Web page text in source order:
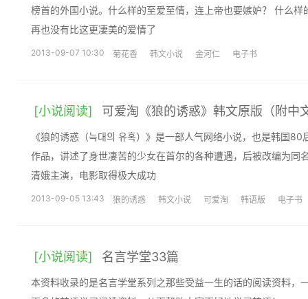
榜首的外国小说。什么样的至爱至情，连上帝也要嫉妒？ 什么
再也没有比这更凄美的爱情了
2013-09-07 10:30 菊花香 韩文小说 金河仁 电子书
[小说阅读] 可爱淘《狼的诱惑》韩文原版（附中
《狼的诱惑（늑대의 유혹）》是一部人气网络小说，也是韩国
作品，讲述了身世凄苦的少女在首尔的各种遭遇，后被改编为同
清娥主演，电影取得极大成功
2013-09-05 13:43 狼的诱惑 韩文小说 可爱淘 韩语版 电子书
[小说阅读] 名言学堂33篇
本资料收录的是名言学堂系列之那些受益一生的话的阅读资料，